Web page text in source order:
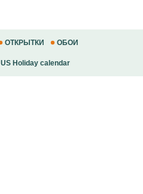
ОТКРЫТКИ ОБОИ
US Holiday calendar